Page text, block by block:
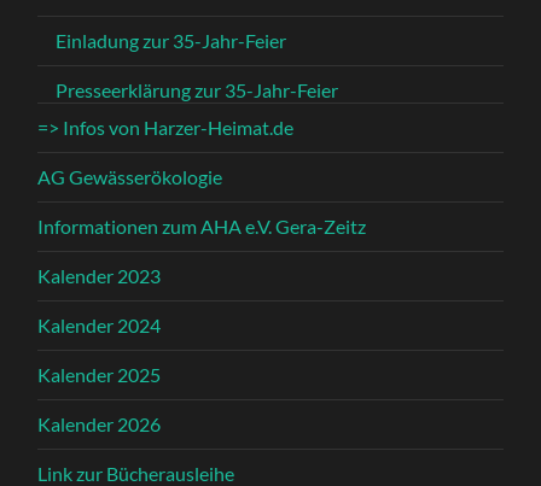
Einladung zur 35-Jahr-Feier
Presseerklärung zur 35-Jahr-Feier
=> Infos von Harzer-Heimat.de
AG Gewässerökologie
Informationen zum AHA e.V. Gera-Zeitz
Kalender 2023
Kalender 2024
Kalender 2025
Kalender 2026
Link zur Bücherausleihe